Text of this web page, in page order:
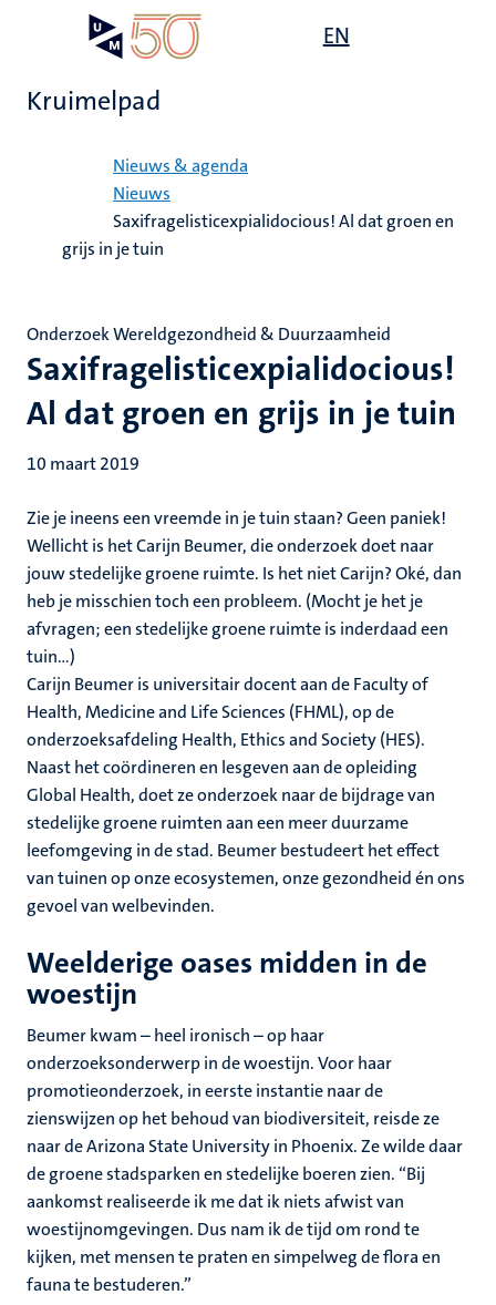
EN
Kruimelpad
Nieuws & agenda
Nieuws
Saxifragelisticexpialidocious! Al dat groen en
grijs in je tuin
Saxifragelisticexpialidocious!
Al dat groen en grijs in je tuin
Onderzoek Wereldgezondheid & Duurzaamheid
10 maart 2019
Zie je ineens een vreemde in je tuin staan? Geen paniek!
Wellicht is het Carijn Beumer, die onderzoek doet naar
jouw stedelijke groene ruimte. Is het niet Carijn? Oké, dan
heb je misschien toch een probleem. (Mocht je het je
afvragen; een stedelijke groene ruimte is inderdaad een
tuin…)
Carijn Beumer is universitair docent aan de Faculty of
Health, Medicine and Life Sciences (FHML), op de
onderzoeksafdeling Health, Ethics and Society (HES).
Naast het coördineren en lesgeven aan de opleiding
Global Health, doet ze onderzoek naar de bijdrage van
stedelijke groene ruimten aan een meer duurzame
leefomgeving in de stad. Beumer bestudeert het effect
van tuinen op onze ecosystemen, onze gezondheid én ons
gevoel van welbevinden.
Weelderige oases midden in de
woestijn
Beumer kwam – heel ironisch – op haar
onderzoeksonderwerp in de woestijn. Voor haar
promotieonderzoek, in eerste instantie naar de
zienswijzen op het behoud van biodiversiteit, reisde ze
naar de Arizona State University in Phoenix. Ze wilde daar
de groene stadsparken en stedelijke boeren zien. “Bij
aankomst realiseerde ik me dat ik niets afwist van
woestijnomgevingen. Dus nam ik de tijd om rond te
kijken, met mensen te praten en simpelweg de flora en
fauna te bestuderen.”